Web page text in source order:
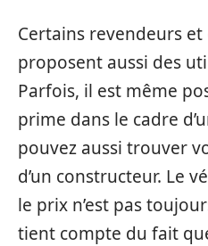
Certains revendeurs
proposent aussi des
Parfois, il est même
prime dans le cadre
pouvez aussi trouver
d’un constructeur. Le
le prix n’est pas
tient compte du fait